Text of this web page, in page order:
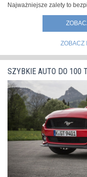
Najważniejsze zalety to
ZOBACZ
SZYBKIE AUTO DO 100